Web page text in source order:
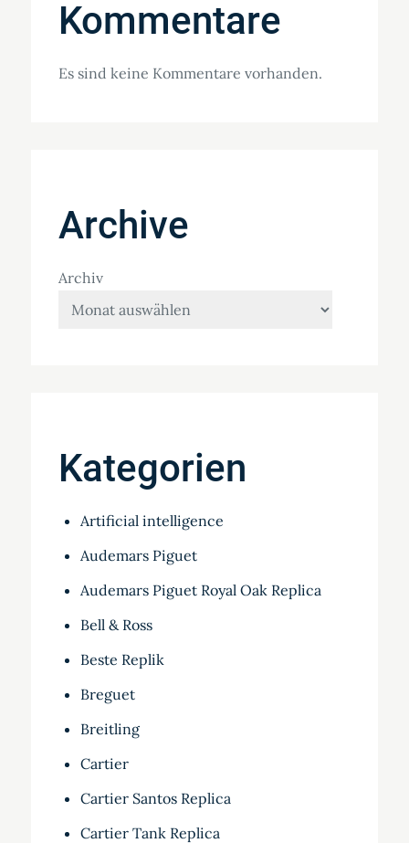
Kommentare
Es sind keine Kommentare vorhanden.
Archive
Archiv
Kategorien
Artificial intelligence
Audemars Piguet
Audemars Piguet Royal Oak Replica
Bell & Ross
Beste Replik
Breguet
Breitling
Cartier
Cartier Santos Replica
Cartier Tank Replica